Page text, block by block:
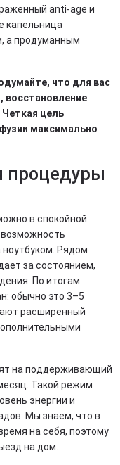
anti-age и
капельница
а продуманным
что для вас
восстановление
Четкая цель
максимально
процедуры
в спокойной
ноутбуком. Рядом
за состоянием,
По итогам
обычно это 3–5
расширенный
на поддерживающий
Такой режим
энергии и
Мы знаем, что в
на себя, поэтому
на дом.